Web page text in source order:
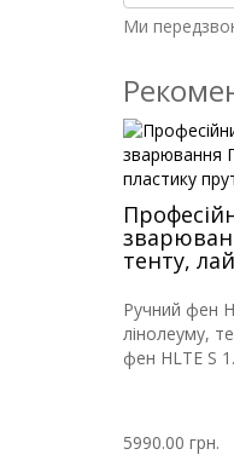
Ми
тенту,
Ручний фен
лінолеуму,
фен HLTE S
5990.00 грн.